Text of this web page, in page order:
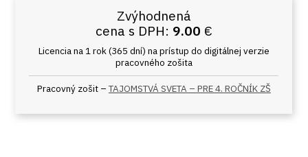
Zvýhodnená
cena s DPH: 9.00 €
Licencia na 1 rok (365 dní) na prístup do digitálnej verzie
pracovného zošita
Pracovný zošit –TAJOMSTVÁ SVETA – PRE 4. ROČNÍK ZŠ